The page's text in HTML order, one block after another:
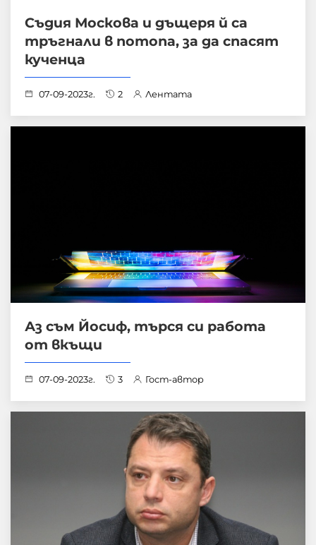
Съдия Москова и дъщеря й са
тръгнали в потопа, за да спасят
кученца
07-09-2023г. 2 Лентата
Аз съм Йосиф, търся си работа
от вкъщи
07-09-2023г. 3 Гост-автор